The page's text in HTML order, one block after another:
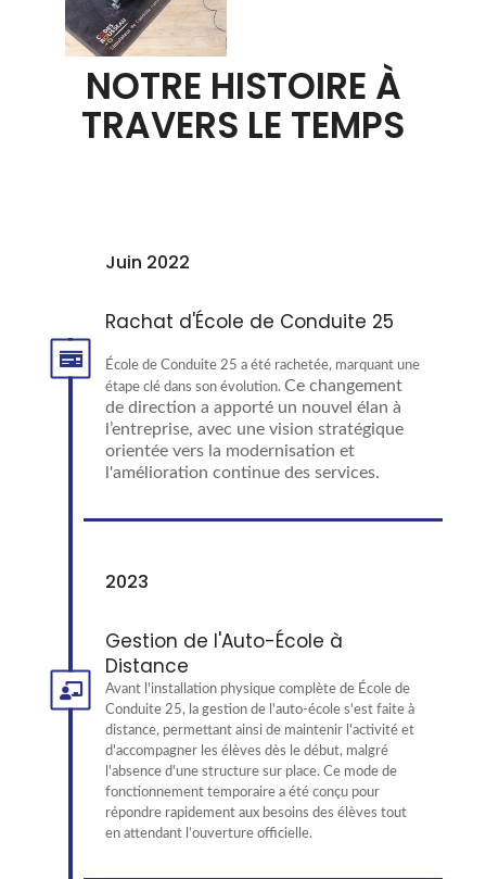
NOTRE HISTOIRE À
TRAVERS LE TEMPS
Juin 2022
Rachat d'École de Conduite 25
École de Conduite 25 a été rachetée, marquant une
étape clé dans son évolution. Ce changement
de direction a apporté un nouvel élan à
l’entreprise, avec une vision stratégique
orientée vers la modernisation et
l'amélioration continue des services.
2023
Gestion de l'Auto-École à
Distance
Avant l'installation physique complète de École de
Conduite 25, la gestion de l'auto-école s'est faite à
distance, permettant ainsi de maintenir l'activité et
d'accompagner les élèves dès le début, malgré
l'absence d'une structure sur place. Ce mode de
fonctionnement temporaire a été conçu pour
répondre rapidement aux besoins des élèves tout
en attendant l’ouverture officielle.